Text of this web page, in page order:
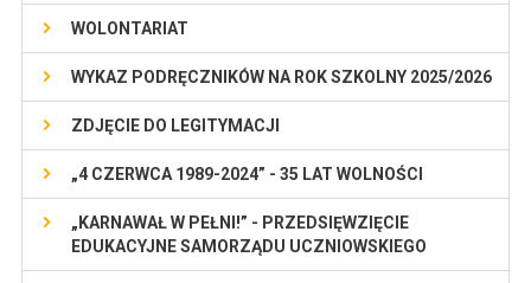
WOLONTARIAT
WYKAZ PODRĘCZNIKÓW NA ROK SZKOLNY 2025/2026
ZDJĘCIE DO LEGITYMACJI
„4 CZERWCA 1989-2024” - 35 LAT WOLNOŚCI
„KARNAWAŁ W PEŁNI!” - PRZEDSIĘWZIĘCIE
EDUKACYJNE SAMORZĄDU UCZNIOWSKIEGO